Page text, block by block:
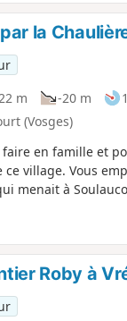
la
m -20 m
(Vosges)
faire en famille et
ce village. Vous
menait à
Roby à